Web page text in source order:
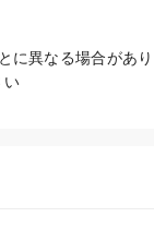
異なる場合があり
い